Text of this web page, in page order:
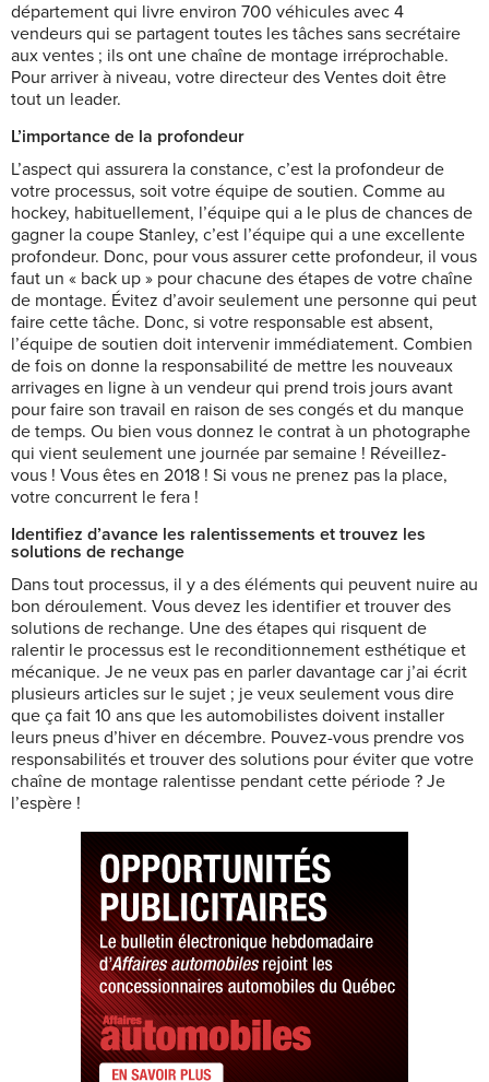
département qui livre environ 700 véhicules avec 4
vendeurs qui se partagent toutes les tâches sans secrétaire
aux ventes ; ils ont une chaîne de montage irréprochable.
Pour arriver à niveau, votre directeur des Ventes doit être
tout un leader.
L’importance de la profondeur
L’aspect qui assurera la constance, c’est la profondeur de
votre processus, soit votre équipe de soutien. Comme au
hockey, habituellement, l’équipe qui a le plus de chances de
gagner la coupe Stanley, c’est l’équipe qui a une excellente
profondeur. Donc, pour vous assurer cette profondeur, il vous
faut un « back up » pour chacune des étapes de votre chaîne
de montage. Évitez d’avoir seulement une personne qui peut
faire cette tâche. Donc, si votre responsable est absent,
l’équipe de soutien doit intervenir immédiatement. Combien
de fois on donne la responsabilité de mettre les nouveaux
arrivages en ligne à un vendeur qui prend trois jours avant
pour faire son travail en raison de ses congés et du manque
de temps. Ou bien vous donnez le contrat à un photographe
qui vient seulement une journée par semaine ! Réveillez-
vous ! Vous êtes en 2018 ! Si vous ne prenez pas la place,
votre concurrent le fera !
Identifiez d’avance les ralentissements et trouvez les
solutions de rechange
Dans tout processus, il y a des éléments qui peuvent nuire au
bon déroulement. Vous devez les identifier et trouver des
solutions de rechange. Une des étapes qui risquent de
ralentir le processus est le reconditionnement esthétique et
mécanique. Je ne veux pas en parler davantage car j’ai écrit
plusieurs articles sur le sujet ; je veux seulement vous dire
que ça fait 10 ans que les automobilistes doivent installer
leurs pneus d’hiver en décembre. Pouvez-vous prendre vos
responsabilités et trouver des solutions pour éviter que votre
chaîne de montage ralentisse pendant cette période ? Je
l’espère !